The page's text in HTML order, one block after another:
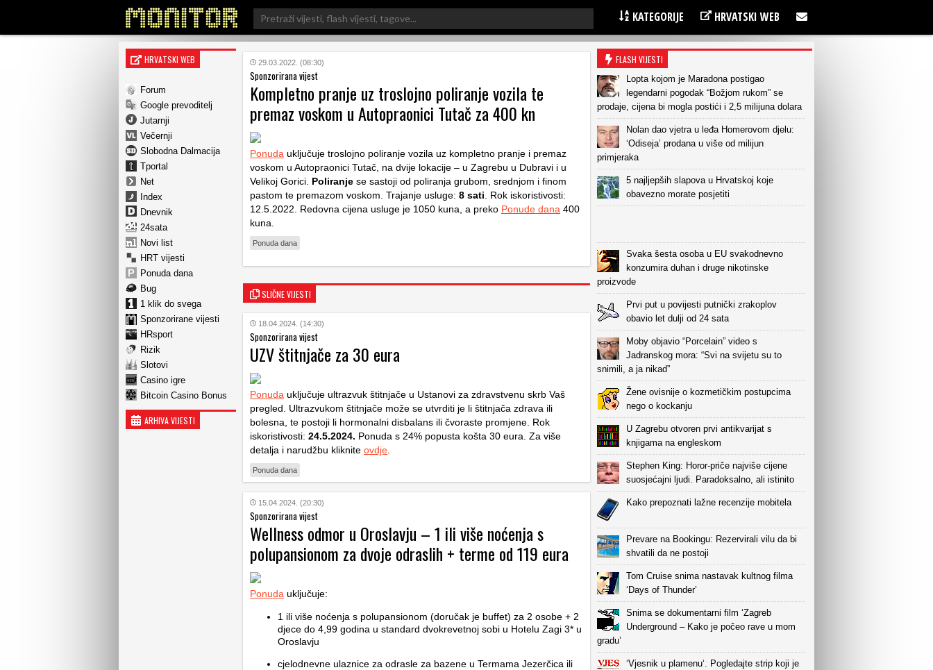
Search
for:
KATEGORIJE HRVATSKI WEB
HRVATSKI WEB
Forum
Google prevoditelj
Jutarnji
Večernji
Slobodna Dalmacija
Tportal
Net
Index
Dnevnik
24sata
Novi list
HRT vijesti
Ponuda dana
Bug
1 klik do svega
Sponzorirane vijesti
HRsport
Rizik
Slotovi
Casino igre
Bitcoin Casino Bonus
ARHIVA VIJESTI
29.03.2022. (08:30)
Sponzorirana vijest
Kompletno pranje uz troslojno poliranje vozila te
premaz voskom u Autopraonici Tutač za 400 kn
Ponuda uključuje troslojno poliranje vozila uz kompletno pranje i premaz
voskom u Autopraonici Tutač, na dvije lokacije – u Zagrebu u Dubravi i u
Velikoj Gorici. Poliranje se sastoji od poliranja grubom, srednjom i finom
pastom te premazom voskom. Trajanje usluge: 8 sati . Rok iskoristivosti:
12.5.2022. Redovna cijena usluge je 1050 kuna, a preko Ponude dana 400
kuna.
Ponuda dana
SLIČNE VIJESTI
18.04.2024. (14:30)
Sponzorirana vijest
UZV štitnjače za 30 eura
Ponuda uključuje ultrazvuk štitnjače u Ustanovi za zdravstvenu skrb Vaš
pregled. Ultrazvukom štitnjače može se utvrditi je li štitnjača zdrava ili
bolesna, te postoji li hormonalni disbalans ili čvoraste promjene. Rok
iskoristivosti: 24.5.2024. Ponuda s 24% popusta košta 30 eura. Za više
detalja i narudžbu kliknite ovdje
Ponuda dana
15.04.2024. (20:30)
Sponzorirana vijest
Wellness odmor u Oroslavju – 1 ili više noćenja s
polupansionom za dvoje odraslih + terme od 119 eura
Ponuda uključuje:
1 ili više noćenja s polupansionom (doručak je buffet) za 2 osobe + 2
djece do 4,99 godina u standard dvokrevetnoj sobi u Hotelu Zagi 3* u
Oroslavju
cjelodnevne ulaznice za odrasle za bazene u Termama Jezerčica ili
FLASH VIJESTI
Lopta kojom je Maradona postigao
legendarni pogodak “Božjom rukom” se
prodaje, cijena bi mogla postići i 2,5 milijuna dolara
Nolan dao vjetra u leđa Homerovom djelu:
‘Odiseja’ prodana u više od milijun
primjeraka
5 najljepših slapova u Hrvatskoj koje
obavezno morate posjetiti
Svaka šesta osoba u EU svakodnevno
konzumira duhan i druge nikotinske
proizvode
Prvi put u povijesti putnički zrakoplov
obavio let dulji od 24 sata
Moby objavio “Porcelain” video s
Jadranskog mora: “Svi na svijetu su to
snimili, a ja nikad”
Žene ovisnije o kozmetičkim postupcima
nego o kockanju
U Zagrebu otvoren prvi antikvarijat s
knjigama na engleskom
Stephen King: Horor-priče najviše cijene
suosjećajni ljudi. Paradoksalno, ali istinito
Kako prepoznati lažne recenzije mobitela
Prevare na Bookingu: Rezervirali vilu da bi
shvatili da ne postoji
Tom Cruise snima nastavak kultnog filma
‘Days of Thunder’
Snima se dokumentarni film ‘Zagreb
Underground – Kako je počeo rave u mom
gradu’
‘Vjesnik u plamenu‘. Pogledajte strip koji je